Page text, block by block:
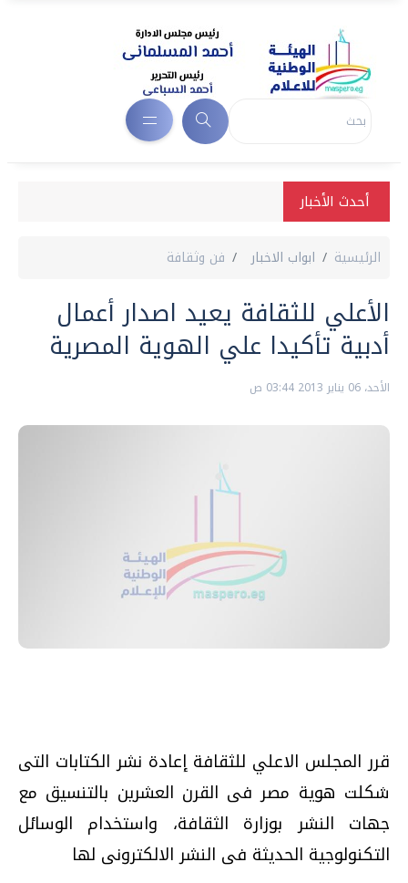
أحدث الأخبار
الرئيسية ابواب الاخبار فن وثقافة
الأعلي للثقافة يعيد اصدار أعمال
أدبية تأكيدا علي الهوية المصرية
الأحد، 06 يناير 2013 03:44 ص
قرر المجلس الاعلي للثقافة إعادة نشر الكتابات التى
شكلت هوية مصر فى القرن العشرين بالتنسيق مع
جهات النشر بوزارة الثقافة، واستخدام الوسائل
التكنولوجية الحديثة فى النشر الالكترونى لها